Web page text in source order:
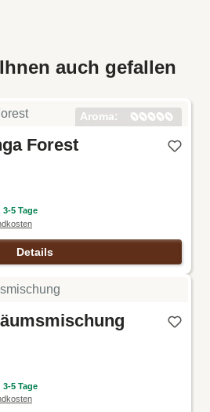
auch gefallen
Aroma:
Harmoni
Forest
5 Tage
Details
5 Tage